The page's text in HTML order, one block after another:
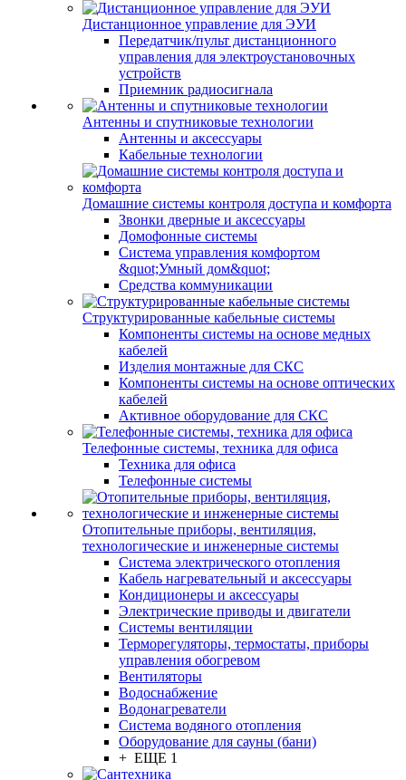
Дистанционное управление для ЭУИ
Передатчик/пульт дистанционного
управления для электроустановочных
устройств
Приемник радиосигнала
Антенны и спутниковые технологии
Антенны и аксессуары
Кабельные технологии
Домашние системы контроля доступа и комфорта
Звонки дверные и аксессуары
Домофонные системы
Система управления комфортом
&quot;Умный дом&quot;
Средства коммуникации
Структурированные кабельные системы
Компоненты системы на основе медных
кабелей
Изделия монтажные для СКС
Компоненты системы на основе оптических
кабелей
Активное оборудование для СКС
Телефонные системы, техника для офиса
Техника для офиса
Телефонные системы
Отопительные приборы, вентиляция,
технологические и инженерные системы
Система электрического отопления
Кабель нагревательный и аксессуары
Кондиционеры и аксессуары
Электрические приводы и двигатели
Системы вентиляции
Терморегуляторы, термостаты, приборы
управления обогревом
Вентиляторы
Водоснабжение
Водонагреватели
Система водяного отопления
Оборудование для сауны (бани)
+ ЕЩЕ 1